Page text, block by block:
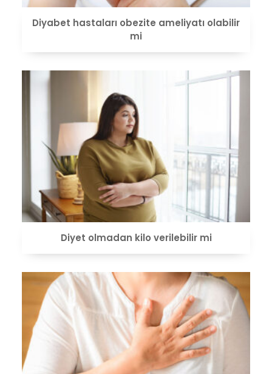
Diyabet hastaları obezite ameliyatı olabilir
mi
VIEW
Diyet olmadan kilo verilebilir mi
VIEW